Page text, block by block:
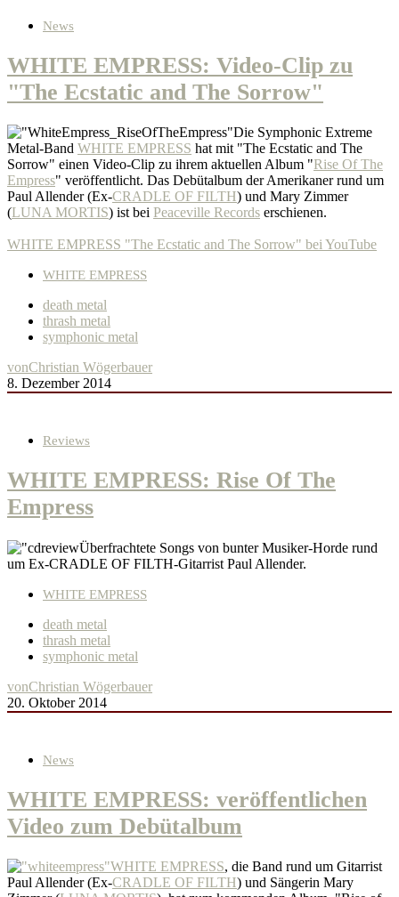
News
WHITE EMPRESS: Video-Clip zu
"The Ecstatic and The Sorrow"
Die Symphonic Extreme
Metal-Band WHITE EMPRESS hat mit "The Ecstatic and The
Sorrow" einen Video-Clip zu ihrem aktuellen Album "Rise Of The
Empress" veröffentlicht. Das Debütalbum der Amerikaner rund um
Paul Allender (Ex-CRADLE OF FILTH) und Mary Zimmer
(LUNA MORTIS) ist bei Peaceville Records erschienen.
WHITE EMPRESS "The Ecstatic and The Sorrow" bei YouTube
WHITE EMPRESS
death metal
thrash metal
symphonic metal
vonChristian Wögerbauer
8. Dezember 2014
Reviews
WHITE EMPRESS: Rise Of The
Empress
Überfrachtete Songs von bunter Musiker-Horde rund
um Ex-CRADLE OF FILTH-Gitarrist Paul Allender.
WHITE EMPRESS
death metal
thrash metal
symphonic metal
vonChristian Wögerbauer
20. Oktober 2014
News
WHITE EMPRESS: veröffentlichen
Video zum Debütalbum
WHITE EMPRESS, die Band rund um Gitarrist
Paul Allender (Ex-CRADLE OF FILTH) und Sängerin Mary